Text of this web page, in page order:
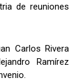
de reuniones
Carlos Rivera
Ramírez